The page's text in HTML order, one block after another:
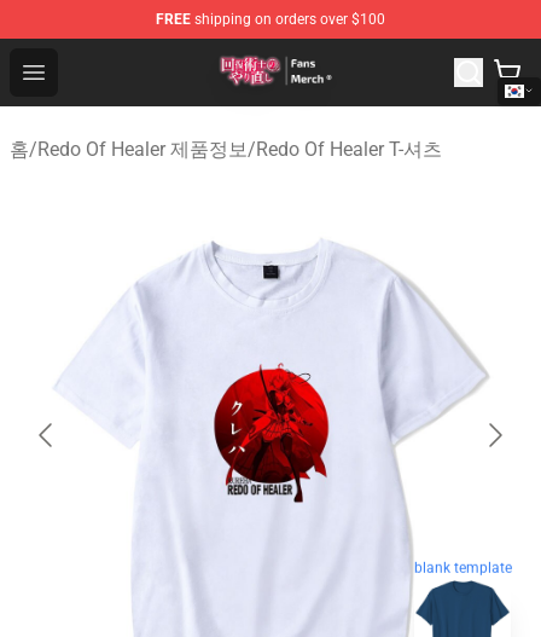
FREE shipping on orders over $100
Open menu
Redo Of Healer Store - Official Redo Of Healer
홈/Redo Of Healer 제품정보/Redo Of Healer T-셔츠
blank template